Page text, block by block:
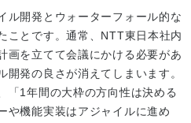
ル開発とウォーターフォール的な
ことです。通常、NTT東日本社内
画を立てて会議にかける必要があ
開発の良さが消えてしまいます。
「1年間の大枠の方向性は決める
や機能実装はアジャイルに進め